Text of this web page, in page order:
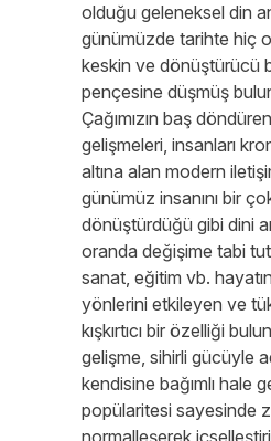
olduğu geleneksel din
günümüzde tarihte hiç
keskin ve dönüştürücü
pençesine düşmüş
Çağımızın baş
gelişmeleri, insanları
altına alan modern
günümüz insanını bir
dönüştürdüğü gibi dini
oranda değişime tabi
sanat, eğitim vb.
yönlerini etkileyen ve
kışkırtıcı bir özelliği
gelişme, sihirli gücüyle
kendisine bağımlı hale
popülaritesi sayesinde
normalleşerek